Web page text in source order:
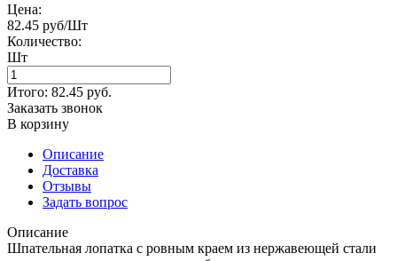
Цена:
82.45 руб/Шт
Количество:
Шт
Итого: 82.45 руб.
Заказать звонок
В корзину
Описание
Доставка
Отзывы
Задать вопрос
Описание
Шпательная лопатка с ровным краем из нержавеющей стали